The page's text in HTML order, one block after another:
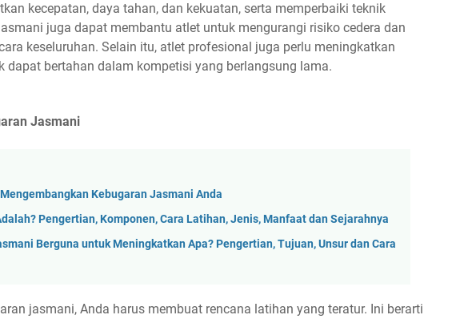
kecepatan, daya tahan, dan kekuatan, serta memperbaiki teknik
juga dapat membantu atlet untuk mengurangi risiko cedera dan
keseluruhan. Selain itu, atlet profesional juga perlu meningkatkan
dapat bertahan dalam kompetisi yang berlangsung lama.
Jasmani
Kebugaran Jasmani Anda
Pengertian, Komponen, Cara Latihan, Jenis, Manfaat dan Sejarahnya
Berguna untuk Meningkatkan Apa? Pengertian, Tujuan, Unsur dan Cara
jasmani, Anda harus membuat rencana latihan yang teratur. Ini berarti